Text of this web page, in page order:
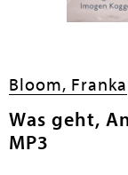
Bloom, Franka
Was geht,
MP3